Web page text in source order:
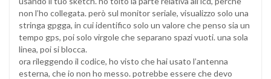
non l’ho collegata. però sul monitor seriale, visualizzo solo una
stringa gpgga, in cui identifico solo un valore che penso sia un
tempo gps, poi solo virgole che separano spazi vuoti. una sola
linea, poi si blocca.
ora rileggendo il codice, ho visto che hai usato l’antenna
esterna, che io non ho messo. potrebbe essere che devo